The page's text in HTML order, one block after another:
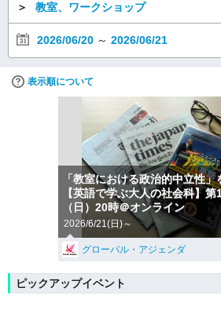
＞ 教室、ワークショップ
2026/06/20 ～ 2026/06/21
表示順について
「教室における政治的中立性
【英語で学ぶ大人の社会科】
（日）20時＠オンライン
2026/6/21(日)～
グローバル・アジェンダ
ピックアップイベント